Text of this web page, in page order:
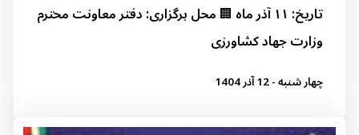
تاریخ: ۱۱ آذر ماه 🏢 محل برگزاری: دفتر معاونت محترم
وزارت جهاد کشاورزی
چهار شنبه - 12 آذر 1404